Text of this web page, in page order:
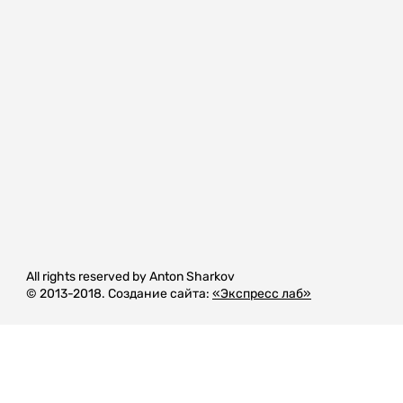
All rights reserved by Anton Sharkov
© 2013-2018. Создание сайта: «Экспресс лаб»